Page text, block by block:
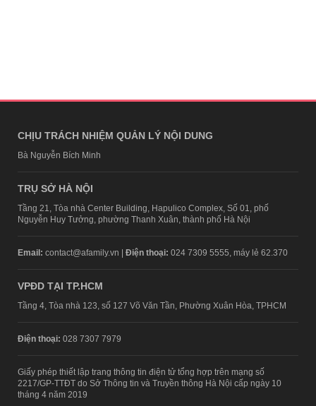
CHỊU TRÁCH NHIỆM QUẢN LÝ NỘI DUNG
Bà Nguyễn Bích Minh
TRỤ SỞ HÀ NỘI
Tầng 21, Tòa nhà Center Building, Hapulico Complex, Số 01, phố
Nguyễn Huy Tưởng, phường Thanh Xuân, thành phố Hà Nội
Email: contact@afamily.vn | Điện thoại: 024 7309 5555, máy lẻ 62.370
VPĐD TẠI TP.HCM
Tầng 4, Tòa nhà 123, số 127 Võ Văn Tần, Phường Xuân Hòa, TPHCM
Điện thoại: 028 7307 7979
Giấy phép thiết lập trang thông tin điện tử tổng hợp trên mạng số
2217/GP-TTĐT do Sở Thông tin và Truyền thông Hà Nội cấp ngày 10
tháng 4 năm 2019